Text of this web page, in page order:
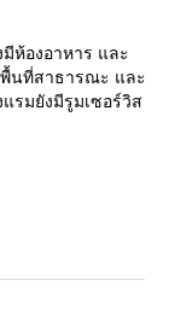
ห้องอาหาร และ
พื้นที่สาธารณะ และ
รมยังมีรูมเซอร์วิส